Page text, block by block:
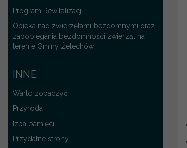
Program Rewitalizacji
Opieka nad zwierzętami bezdomnymi oraz
zapobiegania bezdomności zwierząt na
terenie Gminy Żelechów
INNE
Warto zobaczyć
Przyroda
Izba pamięci
Przydatne strony